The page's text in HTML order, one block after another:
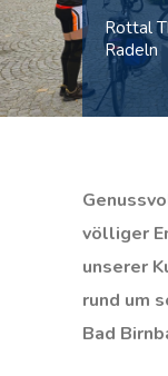
Rottal
Radeln
völliger
unserer
rund um
Bad